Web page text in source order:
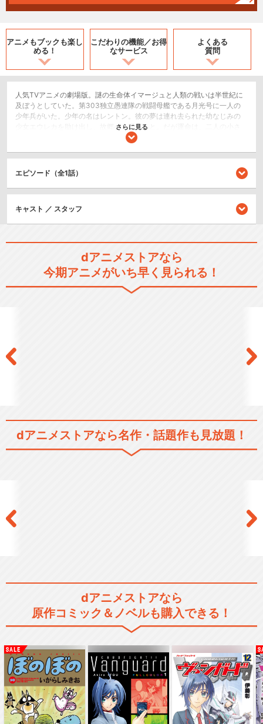
アニメもブックも楽し
める！
こだわりの機能／お得
なサービス
よくある
質問
人気TVアニメの劇場版。謎の生命体イマージュと人類の戦いは半世紀に
及ぼうとしていた。第303独立愚連隊の戦闘母艦である月光号に一人の
少年兵がいた。少年の名はレントン。彼の夢は連れ去られた幼なじみの
少女エウレカを助け出し、故郷へと帰ること。だが運命は、二人の小さ
な恋を試すように試練を与える…。
SF/ファンタジー
ロボット/メカ
アクション/バトル
交響詩篇エウレカセブン
さらに見る
閉じる
エピソード（全1話）
キャスト ／ スタッフ
dアニメストアなら
今期アニメがいち早く見られる！
dアニメストアなら名作・話題作も見放題！
dアニメストアなら
原作コミック＆ノベルも購入できる！